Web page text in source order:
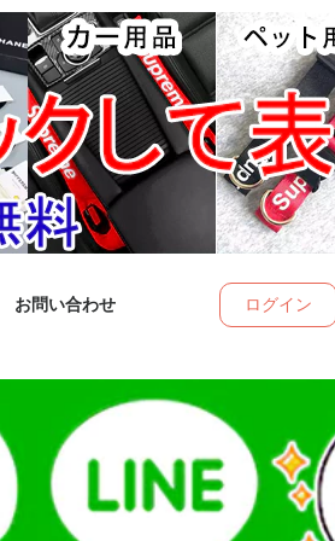
お問い合わせ ログイン